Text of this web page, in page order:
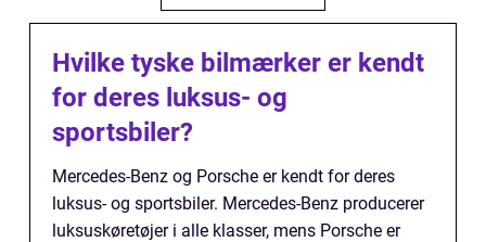
Hvilke tyske bilmærker er kendt
for deres luksus- og
sportsbiler?
Mercedes-Benz og Porsche er kendt for deres
luksus- og sportsbiler. Mercedes-Benz producerer
luksuskøretøjer i alle klasser, mens Porsche er